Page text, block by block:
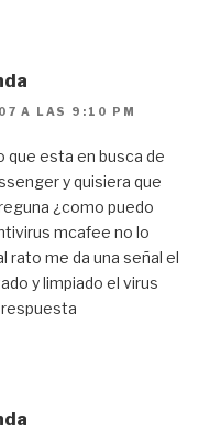
A LAS 9:10 PM
que esta en busca de
y quisiera que
¿como puedo
mcafee no lo
rato me da una señal el
y limpiado el virus